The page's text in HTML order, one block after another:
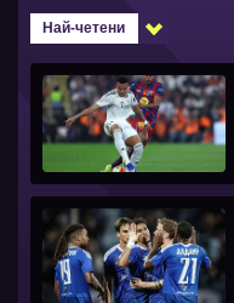
Най-четени